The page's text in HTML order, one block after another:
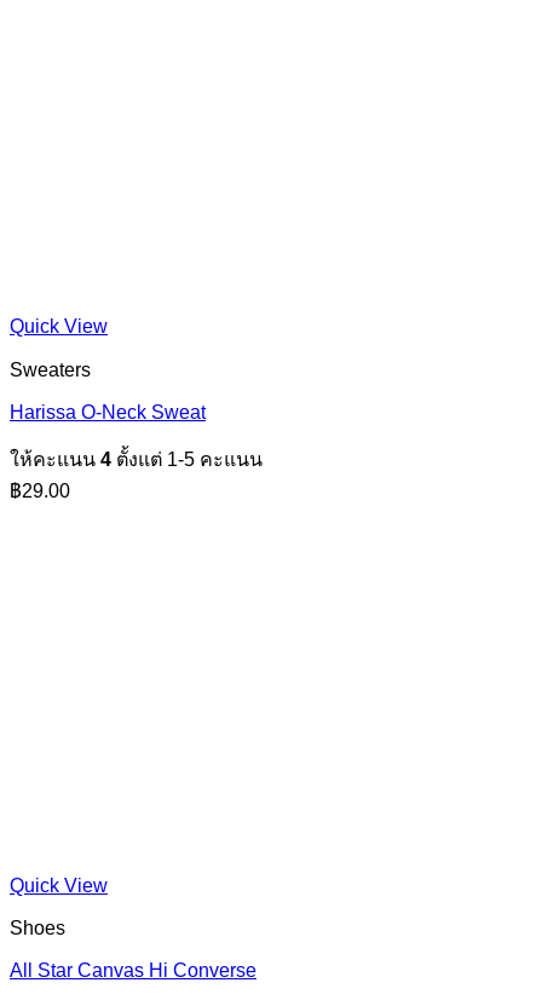
Quick View
Sweaters
Harissa O-Neck Sweat
ให้คะแนน 4 ตั้งแต่ 1-5 คะแนน
฿29.00
Quick View
Shoes
All Star Canvas Hi Converse